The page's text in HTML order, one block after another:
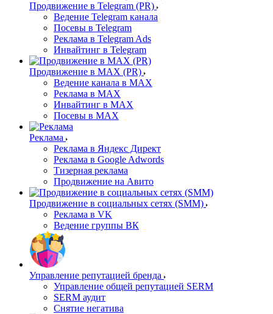
Продвижение в Telegram (PR)
Ведение Telegram канала
Посевы в Telegram
Реклама в Telegram Ads
Инвайтинг в Telegram
Продвижение в MAX (PR)
Ведение канала в MAX
Реклама в MAX
Инвайтинг в MAX
Посевы в MAX
Реклама
Реклама в Яндекс Директ
Реклама в Google Adwords
Тизерная реклама
Продвижение на Авито
Продвижение в социальных сетях (SMM)
Реклама в VK
Ведение группы ВК
Управление репутацией бренда
Управление общей репутацией SERM
SERM аудит
Снятие негатива